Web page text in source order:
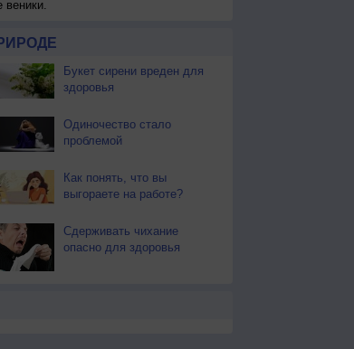
веники.
Букет сирени вреден для
здоровья
Одиночество стало
проблемой
Как понять, что вы
выгораете на работе?
Сдерживать чихание
опасно для здоровья